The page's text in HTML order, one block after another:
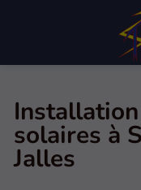
solaires à
Jalles